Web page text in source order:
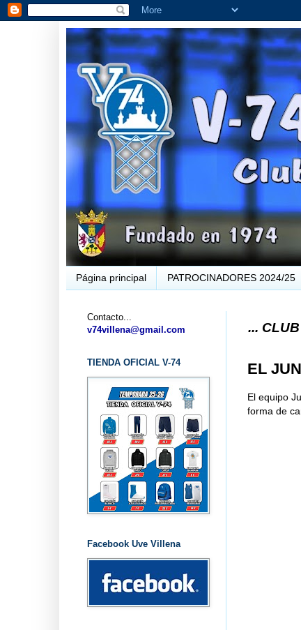
Página principal PATROCINADORES 2024/25
... CLUB
EL
El equipo
forma de
Contacto...
v74villena@gmail.com
TIENDA OFICIAL V-74
Facebook Uve Villena